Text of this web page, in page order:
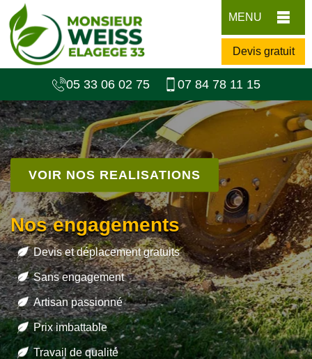
MENU
Devis gratuit
05 33 06 02 75 07 84 78 11 15
VOIR NOS REALISATIONS
Nos engagements
Devis et déplacement gratuits
Sans engagement
Artisan passionné
Prix imbattable
Travail de qualité